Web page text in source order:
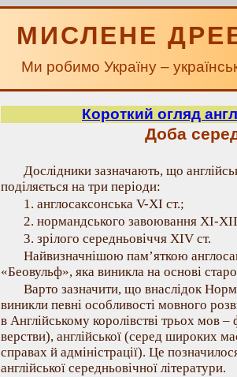
МИСЛЕНЕ
Ми робимо Україну –
Короткий огляд
Доба
Дослідники зазначають, що
поділяється на три періоди:
1. англосаксонська V-XI ст.;
2. нормандського завоювання XI-
3. зрілого середньовіччя XIV ст.
Найвизначнішою пам’яткою
«Беовульф», яка виникла на основі
Варто зазначити, що внаслідок
виникли певні особливості мовного
в Англійському королівстві трьох мов
верстви), англійської (серед широких
справах й адміністрації). Це
англійської середньовічної літератури.